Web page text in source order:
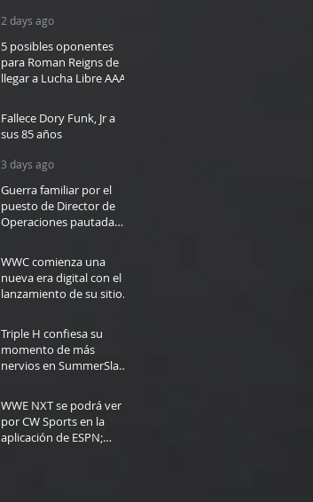
2 days ago
5 posibles oponentes
para Roman Reigns de
llegar a Lucha Libre AAA
Fallece Dory Funk, Jr a
sus 85 años
3 days ago
Guerra familiar por el
puesto de Director de
Operaciones pautada
WWC comienza una
nueva era digital con el
lanzamiento de su sitio
Triple H confiesa su
momento de más
nervios en SummerSlam:
WWE NXT se podrá ver
por CW Sports en la
aplicación de ESPN;